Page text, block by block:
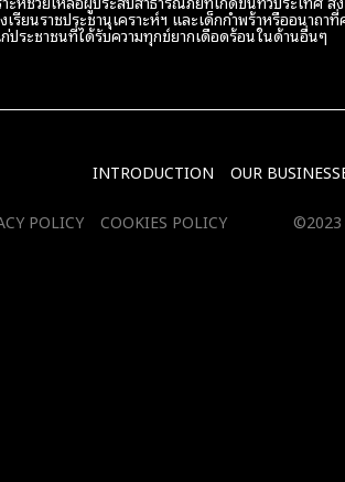
รียนราชประชานุเคราะห์ฯ และเด็กกำพร้าหรืออนาถา
ประชาชนที่ได้รับความทุกข์ยากเดือดร้อนในด้านอื่นๆ
INTRODUCTION OUR
POLICY COOKIES POLICY ©2023